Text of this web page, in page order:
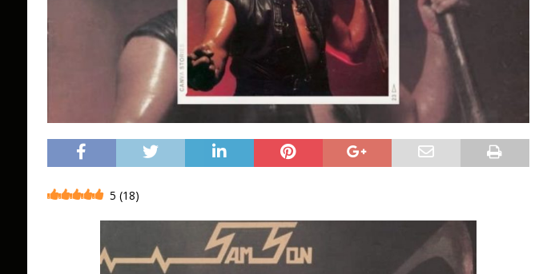
5 (18)